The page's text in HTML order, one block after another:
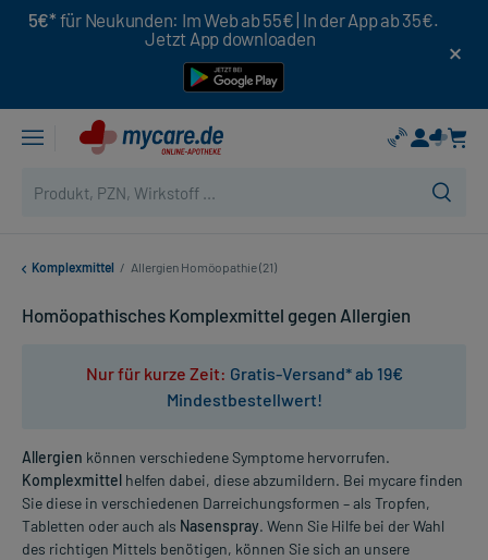
5€* für Neukunden: Im Web ab 55€ | In der App ab 35€.
Jetzt App downloaden
Komplexmittel / Allergien Homöopathie (21)
Homöopathisches Komplexmittel gegen Allergien
Nur für kurze Zeit: Gratis-Versand* ab 19€
Mindestbestellwert!
Allergien können verschiedene Symptome hervorrufen.
Komplexmittel helfen dabei, diese abzumildern. Bei mycare finden
Sie diese in verschiedenen Darreichungsformen – als Tropfen,
Tabletten oder auch als Nasenspray. Wenn Sie Hilfe bei der Wahl
des richtigen Mittels benötigen, können Sie sich an unsere